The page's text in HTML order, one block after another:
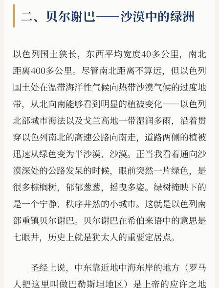
二、贝尔谢巴——沙漠中的绿洲
以色列国土狭长，东西平均宽度40多公里，南北
距离400多公里。尽管南北距离不算远，但以色列
国土处在温带海洋性气候向热带沙漠气候的过度地
带，从北向南能够看到明显的植被变化——以色列
北部城市海法以及戈兰高地一带湿润多雨，沿着贯
穿以色列南北的高速公路向南走，道路两侧的植被
迅速从绿色变为半沙漠、沙漠。正当我看着通向沙
漠深处的公路发呆的时候，眼前突然一片绿色，是
很多棕榈树，郁郁葱葱，摇曳多姿。绿树掩映下的
是一个宁静、秩序井然的小城市。这就是以色列南
部重镇贝尔谢巴。贝尔谢巴在希伯来语中的意思是
七眼井，历史上就是犹太人的重要定居点。
圣经上说，中东靠近地中海东岸的地方（罗马
人把这里叫做巴勒斯坦地区）是上帝的应许之地